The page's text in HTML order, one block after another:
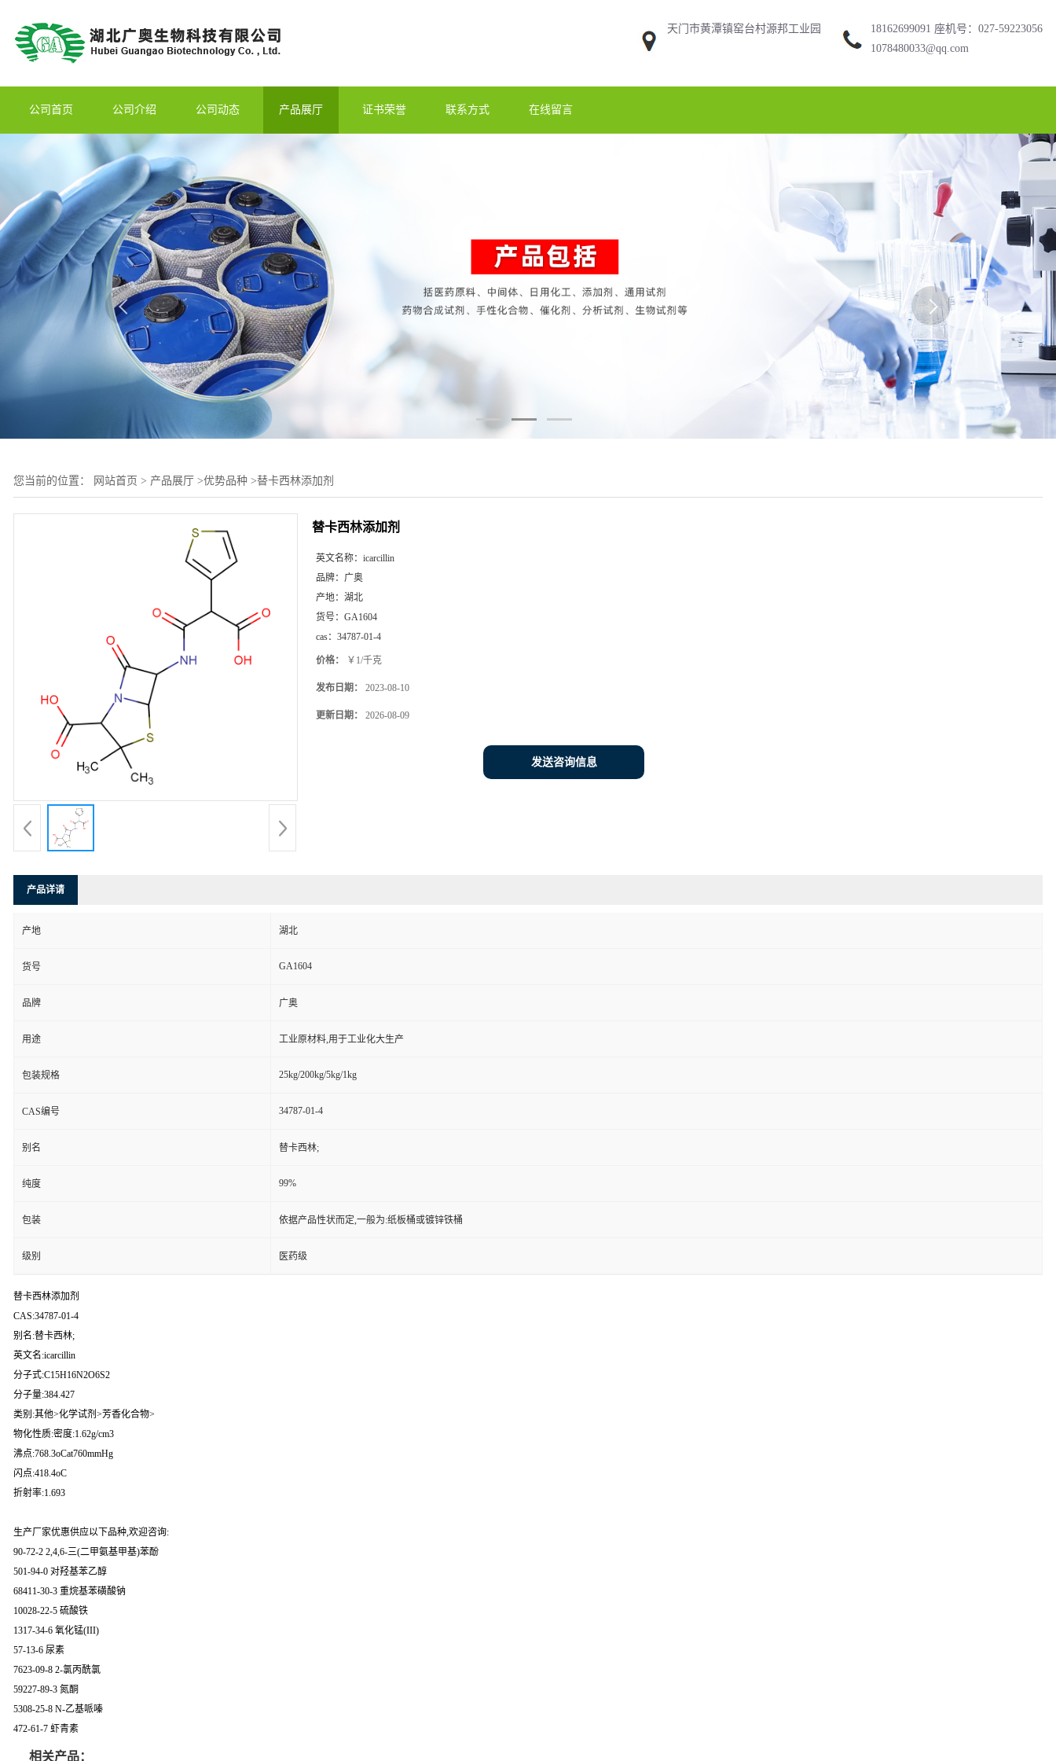
天门市黄潭镇窑台村源邦工业园
18162699091 座机号：027-59223056
1078480033@qq.com
公司首页 公司介绍 公司动态 产品展厅 证书荣誉 联系方式 在线留言
您当前的位置： 网站首页 > 产品展厅 >优势品种 >替卡西林添加剂
替卡西林添加剂
英文名称： icarcillin
品牌： 广奥
产地： 湖北
货号： GA1604
cas： 34787-01-4
价格： ￥1/千克
发布日期： 2023-08-10
更新日期： 2026-08-09
发送咨询信息
产品详请
产地 湖北
货号 GA1604
品牌 广奥
用途 工业原材料,用于工业化大生产
包装规格 25kg/200kg/5kg/1kg
CAS编号 34787-01-4
别名 替卡西林;
纯度 99%
包装 依据产品性状而定,一般为:纸板桶或镀锌铁桶
级别 医药级
替卡西林添加剂
CAS:34787-01-4
别名:替卡西林;
英文名:icarcillin
分子式:C15H16N2O6S2
分子量:384.427
类别:其他>化学试剂>芳香化合物>
物化性质:密度:1.62g/cm3
沸点:768.3oCat760mmHg
闪点:418.4oC
折射率:1.693
生产厂家优惠供应以下品种,欢迎咨询:
90-72-2 2,4,6-三(二甲氨基甲基)苯酚
501-94-0 对羟基苯乙醇
68411-30-3 重烷基苯磺酸钠
10028-22-5 硫酸铁
1317-34-6 氧化锰(III)
57-13-6 尿素
7623-09-8 2-氯丙酰氯
59227-89-3 氮酮
5308-25-8 N-乙基哌嗪
472-61-7 虾青素
相关产品：